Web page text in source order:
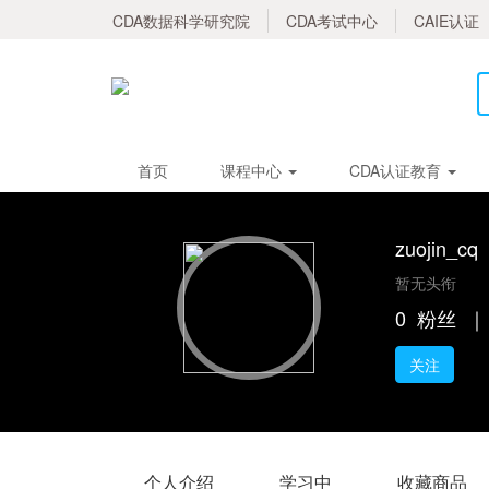
CDA数据科学研究院 CDA考试中心 CAIE认证
首页 课程中心 CDA认证教育
zuojin_cq
暂无头衔
0 粉丝 ｜
关注
个人介绍 学习中 收藏商品